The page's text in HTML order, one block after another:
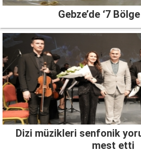
Gebze’de ‘7
Dizi müzikleri senfonik
mest etti